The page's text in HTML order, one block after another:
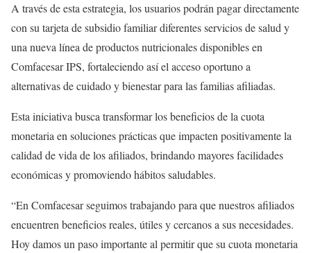
A través de esta estrategia, los usuarios podrán pagar directamente
con su tarjeta de subsidio familiar diferentes servicios de salud y
una nueva línea de productos nutricionales disponibles en
Comfacesar IPS, fortaleciendo así el acceso oportuno a
alternativas de cuidado y bienestar para las familias afiliadas.
Esta iniciativa busca transformar los beneficios de la cuota
monetaria en soluciones prácticas que impacten positivamente la
calidad de vida de los afiliados, brindando mayores facilidades
económicas y promoviendo hábitos saludables.
“En Comfacesar seguimos trabajando para que nuestros afiliados
encuentren beneficios reales, útiles y cercanos a sus necesidades.
Hoy damos un paso importante al permitir que su cuota monetaria